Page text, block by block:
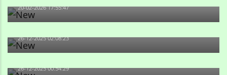
20-02-2026 17:55:47
Məni bura NAZİR GÖNDƏRİB - 1937-ci ildən fəaliyyətdə
olan və...
26-12-2025 02:08:23
-Ay qız, sən məhkəməni udmayacaqsan... Sən bilirsən
də, məni...
26-12-2025 00:54:29